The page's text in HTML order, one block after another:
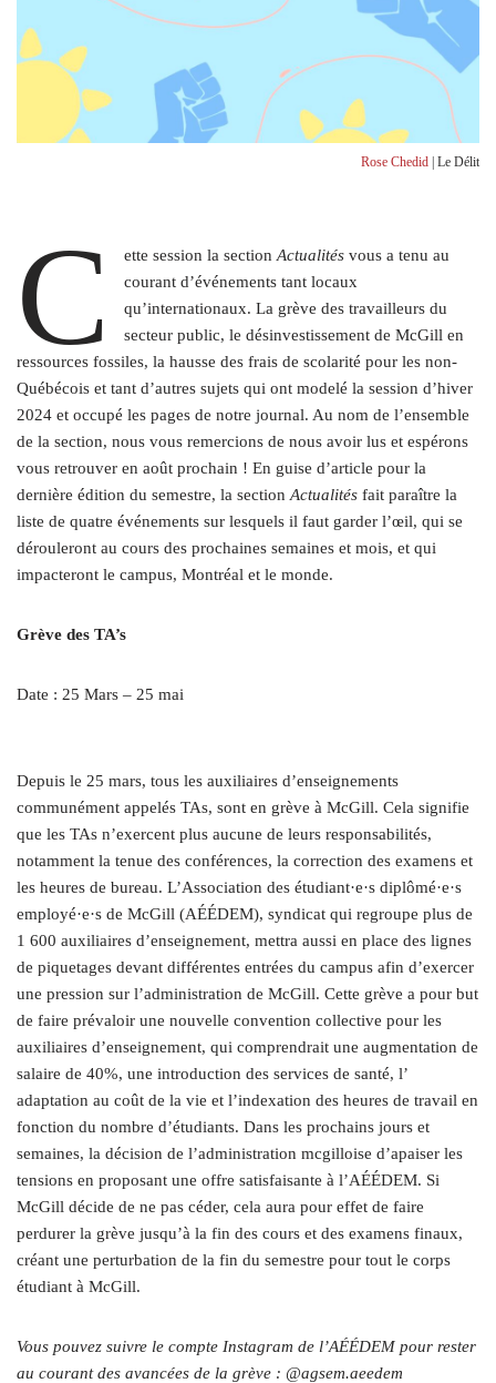
Rose Chedid | Le Délit
C ette session la sectionActualitésvous a tenu au
courant d’événements tant locaux
qu’internationaux. La grève des travailleurs du
secteur public, le désinvestissement de McGill en
ressources fossiles, la hausse des frais de scolarité pour les non-
Québécois et tant d’autres sujets qui ont modelé la session d’hiver
2024 et occupé les pages de notre journal. Au nom de l’ensemble
de la section, nous vous remercions de nous avoir lus et espérons
vous retrouver en août prochain ! En guise d’article pour la
dernière édition du semestre, la sectionActualités fait paraître la
liste de quatre événements sur lesquels il faut garder l’œil, qui se
dérouleront au cours des prochaines semaines et mois, et qui
impacteront le campus, Montréal et le monde.
Grève des TA’s
Date : 25 Mars – 25 mai
Depuis le 25 mars, tous les auxiliaires d’enseignements
communément appelés TAs, sont en grève à McGill. Cela signifie
que les TAs n’exercent plus aucune de leurs responsabilités,
notamment la tenue des conférences, la correction des examens et
les heures de bureau. L’Association des étudiant·e·s diplômé·e·s
employé·e·s de McGill (AÉÉDEM), syndicat qui regroupe plus de
1 600 auxiliaires d’enseignement, mettra aussi en place des lignes
de piquetages devant différentes entrées du campus afin d’exercer
une pression sur l’administration de McGill. Cette grève a pour but
de faire prévaloir une nouvelle convention collective pour les
auxiliaires d’enseignement, qui comprendrait une augmentation de
salaire de 40%, une introduction des services de santé, l’
adaptation au coût de la vie et l’indexation des heures de travail en
fonction du nombre d’étudiants. Dans les prochains jours et
semaines, la décision de l’administration mcgilloise d’apaiser les
tensions en proposant une offre satisfaisante à l’AÉÉDEM. Si
McGill décide de ne pas céder, cela aura pour effet de faire
perdurer la grève jusqu’à la fin des cours et des examens finaux,
créant une perturbation de la fin du semestre pour tout le corps
étudiant à McGill.
Vous pouvez suivre le compte Instagram de l’AÉÉDEM pour rester
au courant des avancées de la grève : @agsem.aeedem